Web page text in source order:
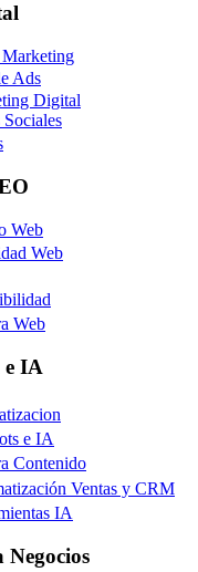
Ads
Digital
Sociales
Web
Web
Web
e IA
e IA
Contenido
Ventas y CRM
IA
Negocios